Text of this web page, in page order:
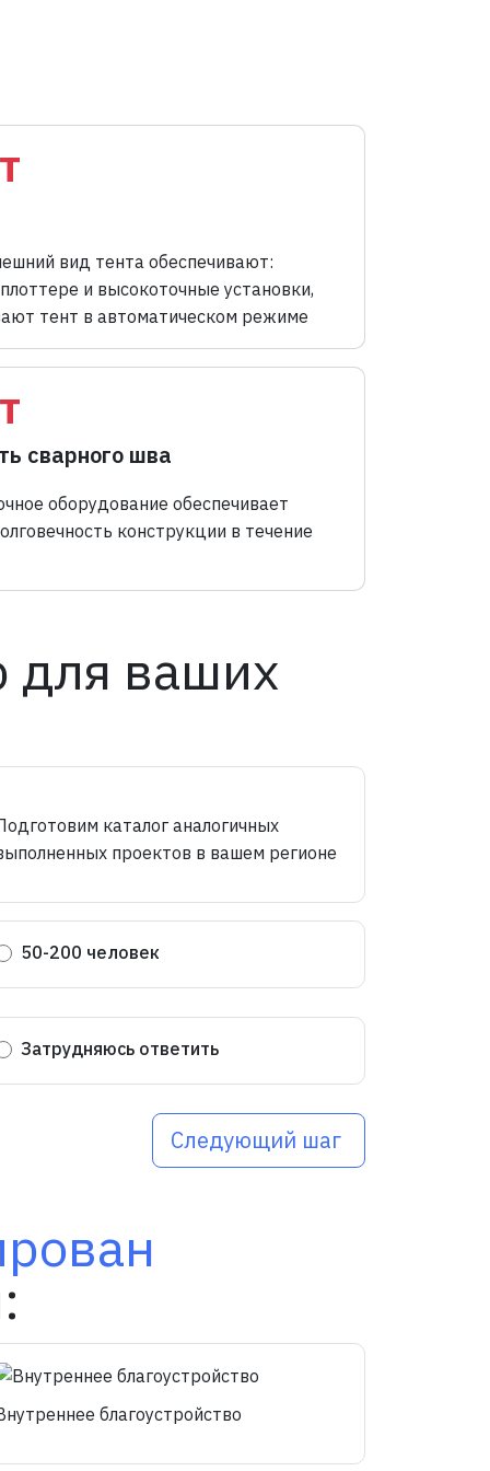
вид тента обеспечивают:
и высокоточные установки,
тент в автоматическом режиме
сварного шва
оборудование обеспечивает
конструкции в течение
для ваших
каталог аналогичных
проектов в вашем регионе
50-200 человек
Затрудняюсь ответить
Следующий шаг
благоустройство